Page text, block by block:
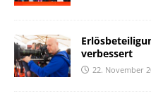
verbessert
22. November